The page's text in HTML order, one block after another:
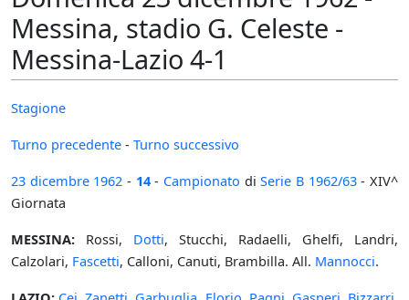
Messina, stadio G. Celeste -
Messina-Lazio 4-1
Stagione
Turno precedente - Turno successivo
23 dicembre 1962 - 14- Campionato diSerie B 1962/63- XIV^
Giornata
MESSINA: Rossi, Dotti, Stucchi, Radaelli, Ghelfi, Landri,
Calzolari, Fascetti, Calloni, Canuti, Brambilla. All. Mannocci.